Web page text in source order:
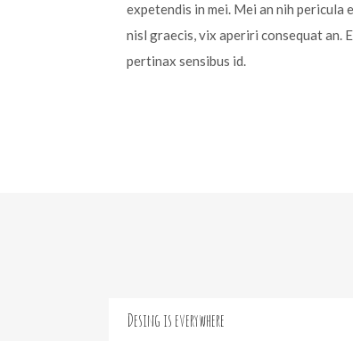
expetendis in mei. Mei an nih pericula
nisl graecis, vix aperiri consequat an.
pertinax sensibus id.
Desing is everywhere